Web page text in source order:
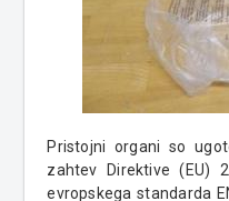
Pristojni organi so
zahtev Direktive (EU)
evropskega standarda